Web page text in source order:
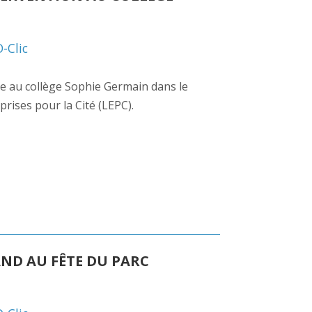
Clic
au collège Sophie Germain dans le
pour la Cité (LEPC).
AU FÊTE DU PARC